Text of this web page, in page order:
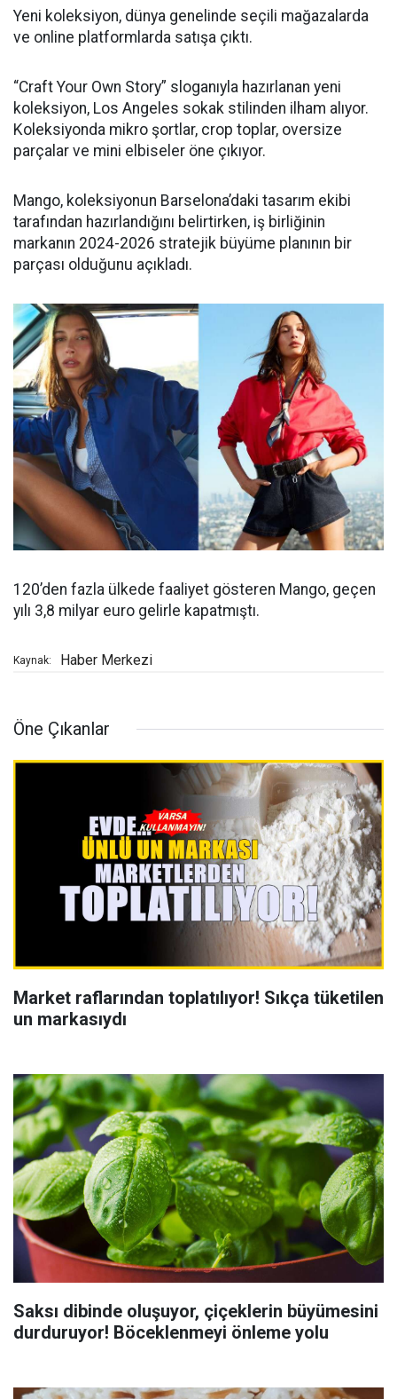
Yeni koleksiyon, dünya genelinde seçili mağazalarda
ve online platformlarda satışa çıktı.
“Craft Your Own Story” sloganıyla hazırlanan yeni
koleksiyon, Los Angeles sokak stilinden ilham alıyor.
Koleksiyonda mikro şortlar, crop toplar, oversize
parçalar ve mini elbiseler öne çıkıyor.
Mango, koleksiyonun Barselona’daki tasarım ekibi
tarafından hazırlandığını belirtirken, iş birliğinin
markanın 2024-2026 stratejik büyüme planının bir
parçası olduğunu açıkladı.
120’den fazla ülkede faaliyet gösteren Mango, geçen
yılı 3,8 milyar euro gelirle kapatmıştı.
Kaynak: Haber Merkezi
Öne Çıkanlar
Market raflarından toplatılıyor! Sıkça tüketilen
un markasıydı
Saksı dibinde oluşuyor, çiçeklerin büyümesini
durduruyor! Böceklenmeyi önleme yolu